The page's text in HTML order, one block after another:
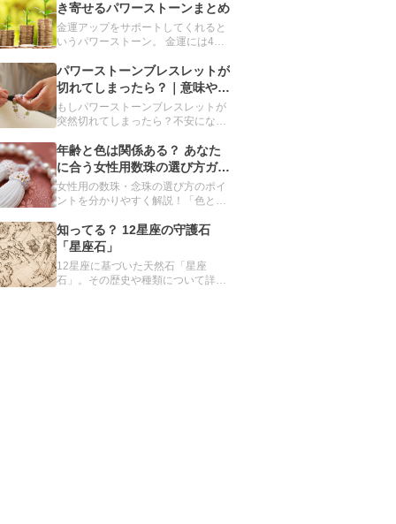
す。利き手とその反対の手、それぞ
れに適したパワーストーンを解説し
ます。
き寄せるパワーストーンまとめ
金運アップをサポートしてくれると
いうパワーストーン。 金運には4種
誰もが手に入れたい金運を強化して
くれるパワーストーンを、目的別に
まとめました。「金運を上げたい」
と願う人は必読です。
パワーストーンブレスレットが
切れてしまったら？｜意味や対
処法をご紹介
もしパワーストーンブレスレットが
突然切れてしまったら？不安になる
りません。パワーストーンブレスレ
ットが切れてしまう理由や、切れた
ときの対処方法について、分かりや
すくご紹介します。
年齢と色は関係ある？ あなた
に合う女性用数珠の選び方ガイ
ド
女性用の数珠・念珠の選び方のポイ
ントを分かりやすく解説！「色と年
ばいいの？」種類や素材別のおすす
めを紹介し、あなたにぴったりの数
珠を見つけるお手伝いをします。自
分だけの数珠をオーダーメイドでき
るサービスも。
知ってる？ 12星座の守護石
「星座石」
12星座に基づいた天然石「星座
石」。その歴史や種類について詳細